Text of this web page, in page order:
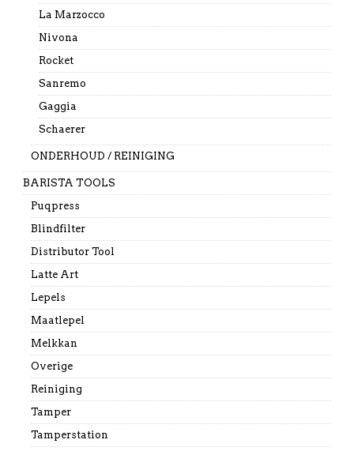
La Marzocco
Nivona
Rocket
Sanremo
Gaggia
Schaerer
ONDERHOUD / REINIGING
BARISTA TOOLS
Puqpress
Blindfilter
Distributor Tool
Latte Art
Lepels
Maatlepel
Melkkan
Overige
Reiniging
Tamper
Tamperstation